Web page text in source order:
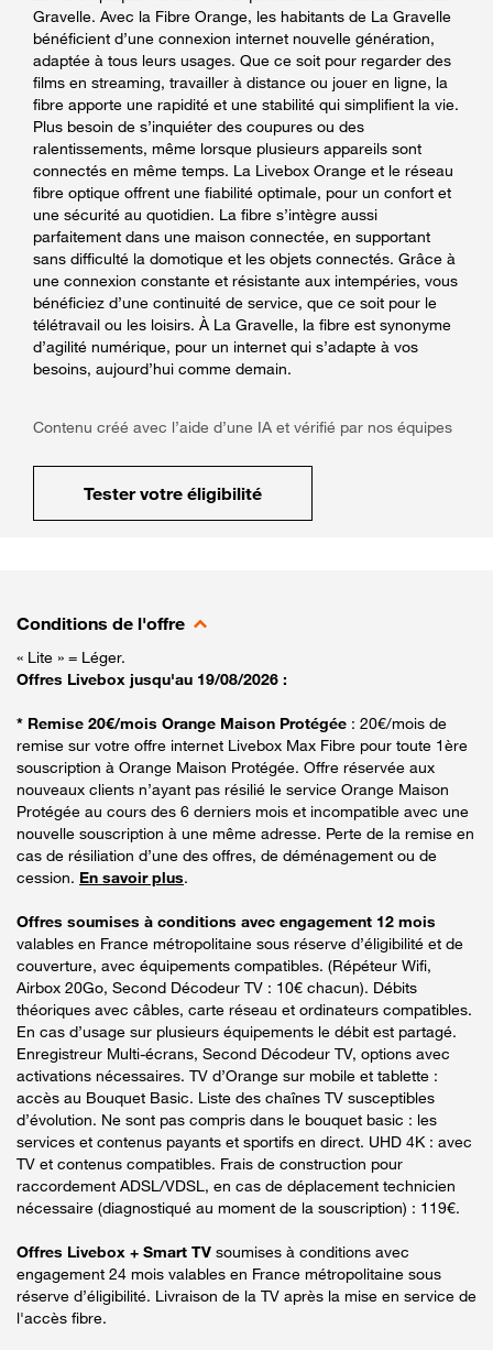
Gravelle. Avec la Fibre Orange, les habitants de La Gravelle
bénéficient d’une connexion internet nouvelle génération,
adaptée à tous leurs usages. Que ce soit pour regarder des
films en streaming, travailler à distance ou jouer en ligne, la
fibre apporte une rapidité et une stabilité qui simplifient la vie.
Plus besoin de s’inquiéter des coupures ou des
ralentissements, même lorsque plusieurs appareils sont
connectés en même temps. La Livebox Orange et le réseau
fibre optique offrent une fiabilité optimale, pour un confort et
une sécurité au quotidien. La fibre s’intègre aussi
parfaitement dans une maison connectée, en supportant
sans difficulté la domotique et les objets connectés. Grâce à
une connexion constante et résistante aux intempéries, vous
bénéficiez d’une continuité de service, que ce soit pour le
télétravail ou les loisirs. À La Gravelle, la fibre est synonyme
d’agilité numérique, pour un internet qui s’adapte à vos
besoins, aujourd’hui comme demain.
Contenu créé avec l’aide d’une IA et vérifié par nos équipes
Tester votre éligibilité
Conditions de l'offre
« Lite » = Léger.
Offres Livebox jusqu'au 19/08/2026 :
* Remise 20€/mois Orange Maison Protégée : 20€/mois de
remise sur votre offre internet Livebox Max Fibre pour toute 1ère
souscription à Orange Maison Protégée. Offre réservée aux
nouveaux clients n’ayant pas résilié le service Orange Maison
Protégée au cours des 6 derniers mois et incompatible avec une
nouvelle souscription à une même adresse. Perte de la remise en
cas de résiliation d’une des offres, de déménagement ou de
cession. En savoir plus.
Offres soumises à conditions avec engagement 12 mois
valables en France métropolitaine sous réserve d’éligibilité et de
couverture, avec équipements compatibles. (Répéteur Wifi,
Airbox 20Go, Second Décodeur TV : 10€ chacun). Débits
théoriques avec câbles, carte réseau et ordinateurs compatibles.
En cas d’usage sur plusieurs équipements le débit est partagé.
Enregistreur Multi-écrans, Second Décodeur TV, options avec
activations nécessaires. TV d’Orange sur mobile et tablette :
accès au Bouquet Basic. Liste des chaînes TV susceptibles
d’évolution. Ne sont pas compris dans le bouquet basic : les
services et contenus payants et sportifs en direct. UHD 4K : avec
TV et contenus compatibles. Frais de construction pour
raccordement ADSL/VDSL, en cas de déplacement technicien
nécessaire (diagnostiqué au moment de la souscription) : 119€.
Offres Livebox + Smart TV soumises à conditions avec
engagement 24 mois valables en France métropolitaine sous
réserve d’éligibilité. Livraison de la TV après la mise en service de
l'accès fibre.